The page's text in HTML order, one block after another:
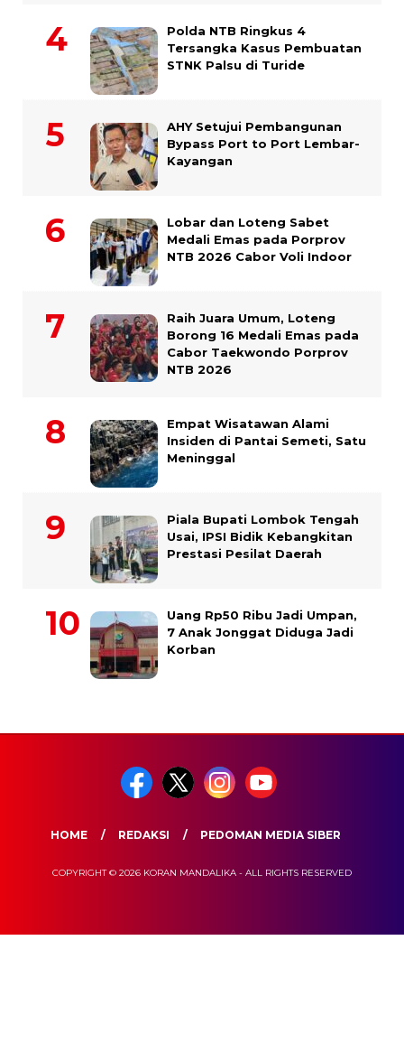
Polda NTB Ringkus 4
Tersangka Kasus Pembuatan
STNK Palsu di Turide
AHY Setujui Pembangunan
Bypass Port to Port Lembar-
Kayangan
Lobar dan Loteng Sabet
Medali Emas pada Porprov
NTB 2026 Cabor Voli Indoor
Raih Juara Umum, Loteng
Borong 16 Medali Emas pada
Cabor Taekwondo Porprov
NTB 2026
Empat Wisatawan Alami
Insiden di Pantai Semeti, Satu
Meninggal
Piala Bupati Lombok Tengah
Usai, IPSI Bidik Kebangkitan
Prestasi Pesilat Daerah
Uang Rp50 Ribu Jadi Umpan,
7 Anak Jonggat Diduga Jadi
Korban
HOME REDAKSI PEDOMAN MEDIA SIBER
COPYRIGHT © 2026 KORAN MANDALIKA - ALL RIGHTS RESERVED